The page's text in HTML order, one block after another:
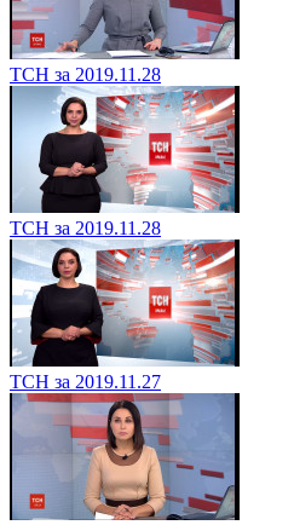
ТСН за 2019.11.28
ТСН за 2019.11.28
ТСН за 2019.11.27